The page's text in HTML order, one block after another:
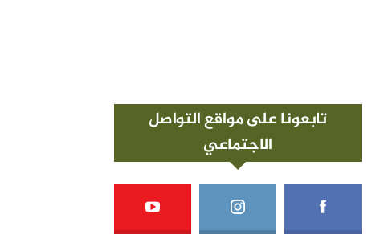
تابعونا على مواقع التواصل
الاجتماعي